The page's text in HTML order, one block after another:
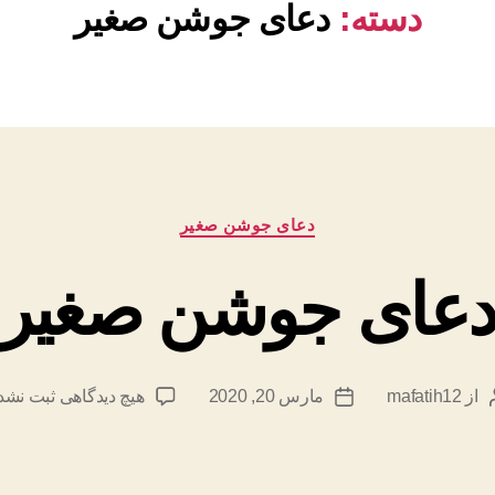
دسته: دعای جوشن صغیر
دسته‌ها
دعای جوشن صغیر
جوشن
از mafatih12
تاریخمارس 20, 2020 هیچ دیدگاهیبرای
ثبت